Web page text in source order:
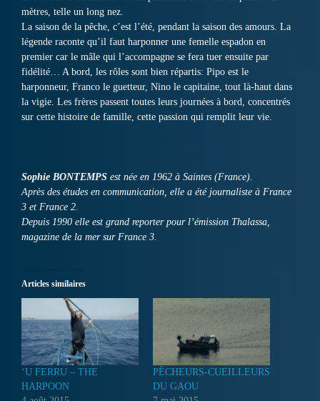
mètres, telle un long nez.
La saison de la pêche, c’est l’été, pendant la saison des amours. La
légende raconte qu’il faut harponner une femelle espadon en
premier car le mâle qui l’accompagne se fera tuer ensuite par
fidélité… A bord, les rôles sont bien répartis: Pipo est le
harponneur, Franco le guetteur, Nino le capitaine, tout là-haut dans
la vigie. Les frères passent toutes leurs journées à bord, concentrés
sur cette histoire de famille, cette passion qui remplit leur vie.
Sophie BONTEMPS est née en 1962 à Saintes (France).
Après des études en communication, elle a été journaliste à France
3 et France 2.
Depuis 1990 elle est grand reporter pour l’émission Thalassa,
magazine de la mer sur France 3.
Articles similaires
‘U FERRU – THE
HARPOON
PÊCHEURS-CUEILLEURS
DU GAOU